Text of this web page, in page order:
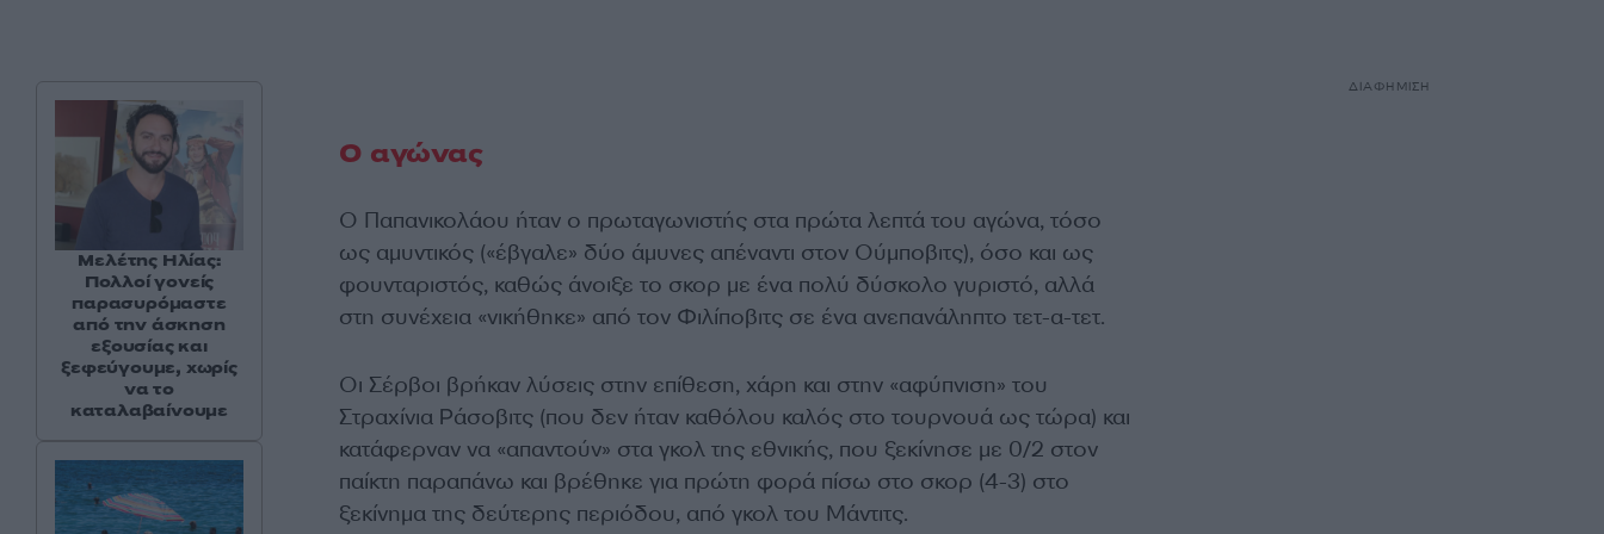
Ο αγώνας
Ο Παπανικολάου ήταν ο πρωταγωνιστής στα πρώτα λεπτά του αγώνα, τόσο
ως αμυντικός («έβγαλε» δύο άμυνες απέναντι στον Ούμποβιτς), όσο και ως
φουνταριστός, καθώς άνοιξε το σκορ με ένα πολύ δύσκολο γυριστό, αλλά
στη συνέχεια «νικήθηκε» από τον Φιλίποβιτς σε ένα ανεπανάληπτο τετ-α-τετ.
Οι Σέρβοι βρήκαν λύσεις στην επίθεση, χάρη και στην «αφύπνιση» του
Στραχίνια Ράσοβιτς (που δεν ήταν καθόλου καλός στο τουρνουά ως τώρα) και
κατάφερναν να «απαντούν» στα γκολ της εθνικής, που ξεκίνησε με 0/2 στον
παίκτη παραπάνω και βρέθηκε για πρώτη φορά πίσω στο σκορ (4-3) στο
ξεκίνημα της δεύτερης περιόδου, από γκολ του Μάντιτς.
Μελέτης Ηλίας:
Πολλοί γονείς
παρασυρόμαστε
από την άσκηση
εξουσίας και
ξεφεύγουμε, χωρίς
να το
καταλαβαίνουμε
ΔΙΑΦΗΜΙΣΗ